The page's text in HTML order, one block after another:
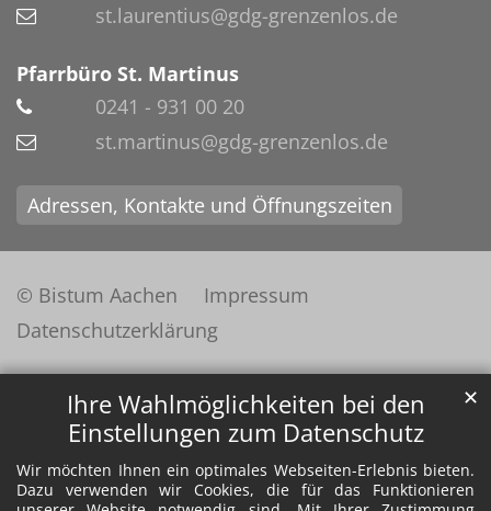
Ihre Wahlmöglichkeiten bei den
Einstellungen zum Datenschutz
Wir möchten Ihnen ein optimales Webseiten-Erlebnis bieten.
Dazu verwenden wir Cookies, die für das Funktionieren
✕
st.laurentius@gdg-grenzenlos.de
Pfarrbüro St. Martinus
0241 - 931 00 20
st.martinus@gdg-grenzenlos.de
Adressen, Kontakte und Öffnungszeiten
© Bistum Aachen
Impressum
Datenschutzerklärung